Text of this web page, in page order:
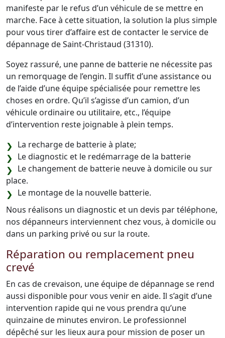
manifeste par le refus d’un véhicule de se mettre en
marche. Face à cette situation, la solution la plus simple
pour vous tirer d’affaire est de contacter le service de
dépannage de Saint-Christaud (31310).
Soyez rassuré, une panne de batterie ne nécessite pas
un remorquage de l’engin. Il suffit d’une assistance ou
de l’aide d’une équipe spécialisée pour remettre les
choses en ordre. Qu’il s’agisse d’un camion, d’un
véhicule ordinaire ou utilitaire, etc., l’équipe
d’intervention reste joignable à plein temps.
La recharge de batterie à plate;
Le diagnostic et le redémarrage de la batterie
Le changement de batterie neuve à domicile ou sur
place.
Le montage de la nouvelle batterie.
Nous réalisons un diagnostic et un devis par téléphone,
nos dépanneurs interviennent chez vous, à domicile ou
dans un parking privé ou sur la route.
Réparation ou remplacement pneu
crevé
En cas de crevaison, une équipe de dépannage se rend
aussi disponible pour vous venir en aide. Il s’agit d’une
intervention rapide qui ne vous prendra qu’une
quinzaine de minutes environ. Le professionnel
dépêché sur les lieux aura pour mission de poser un